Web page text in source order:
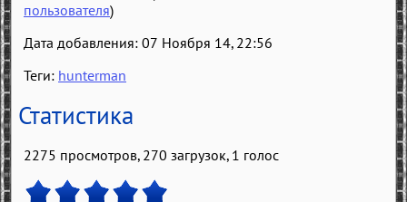
пользователя)
Дата добавления: 07 Ноября 14, 22:56
Теги: hunterman
Статистика
2275 просмотров, 270 загрузок, 1 голос